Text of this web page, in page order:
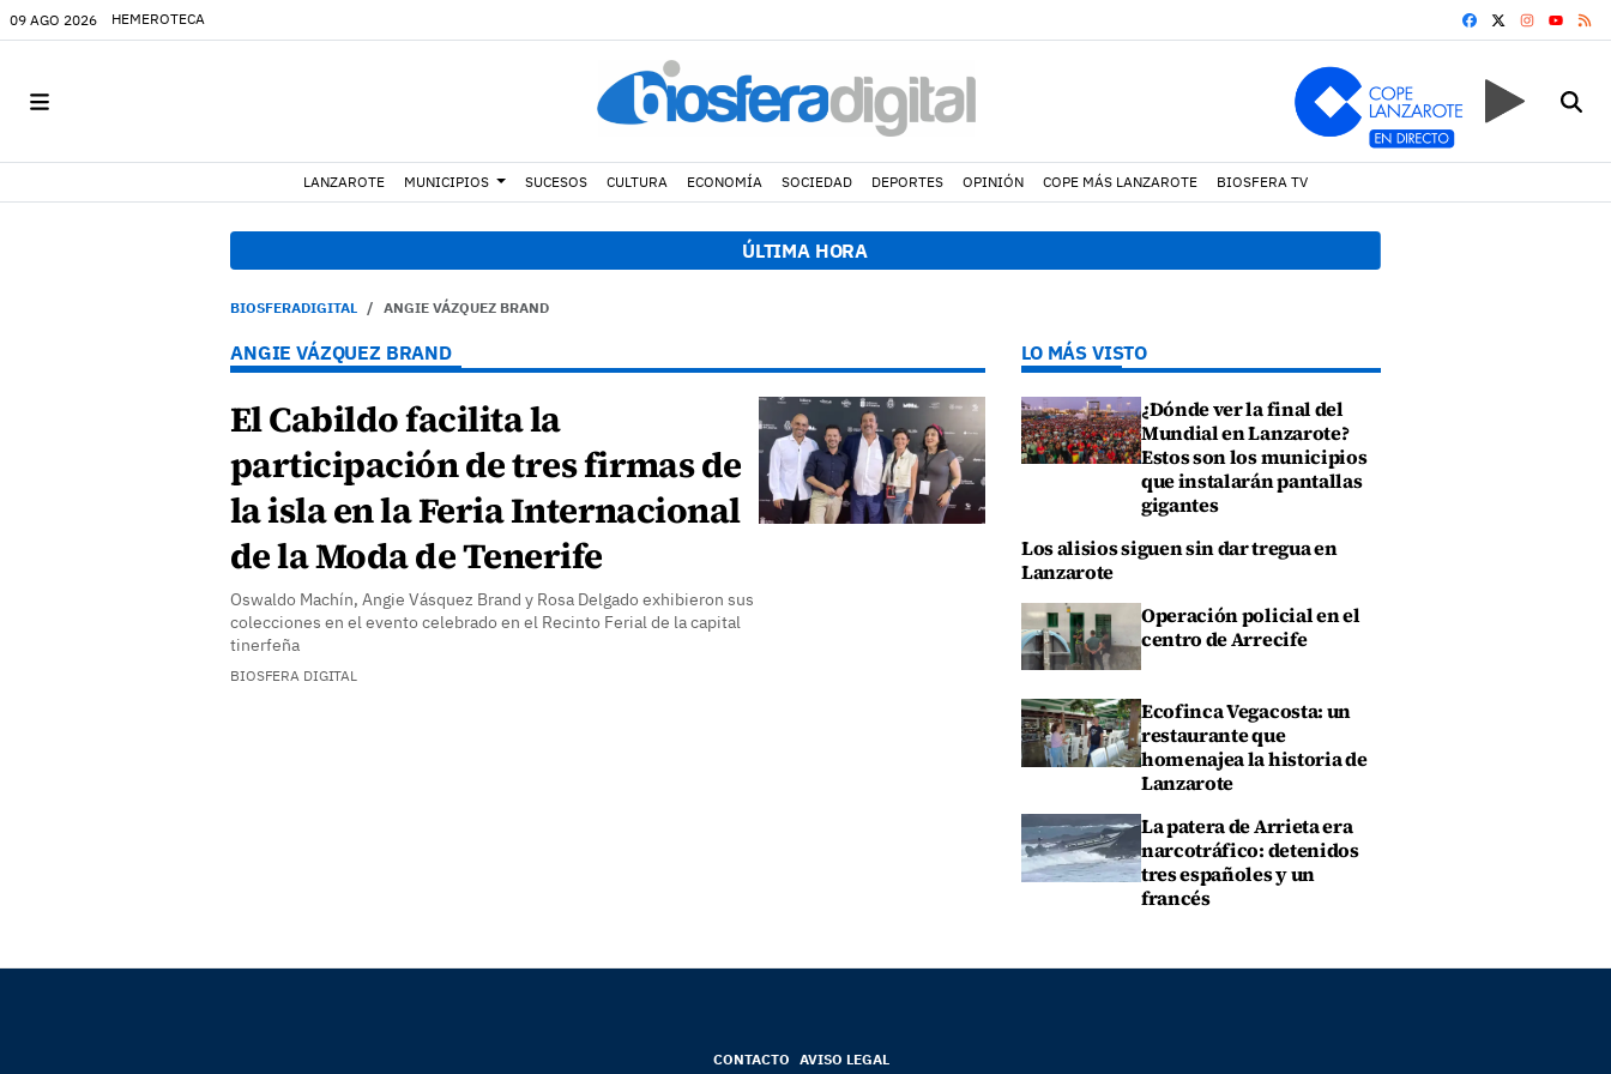
09 AGO 2026 HEMEROTECA FACEBOOK
YOUTUBE
LANZAROTE MUNICIPIOS SUCESOS CULTURA ECONOMÍA SOCIEDAD DEPORTES OPINIÓN COPE MÁS LANZAROTE BIOSFERA TV
ÚLTIMA HORA
Muere un motorista de 49 años en un accidente de tráfico en Haría
BIOSFERADIGITAL ANGIE VÁZQUEZ BRAND
ANGIE VÁZQUEZ BRAND
El Cabildo facilita la
participación de tres firmas de
la isla en la Feria Internacional
de la Moda de Tenerife
Oswaldo Machín, Angie Vásquez Brand y Rosa Delgado exhibieron sus
colecciones en el evento celebrado en el Recinto Ferial de la capital
tinerfeña
BIOSFERA DIGITAL
LO MÁS VISTO
¿Dónde ver la final del
Mundial en Lanzarote?
Estos son los municipios
que instalarán pantallas
gigantes
Los alisios siguen sin dar tregua en
Lanzarote
Operación policial en el
centro de Arrecife
Ecofinca Vegacosta: un
restaurante que
homenajea la historia de
Lanzarote
La patera de Arrieta era
narcotráfico: detenidos
tres españoles y un
francés
CONTACTO AVISO LEGAL